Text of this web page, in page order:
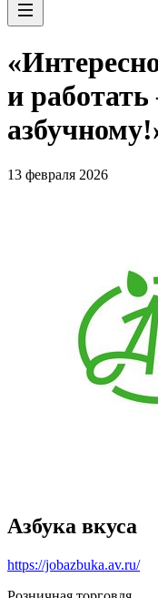
и
13 февраля 2026
Азбука вкуса
https://jobazbuka.av.ru/